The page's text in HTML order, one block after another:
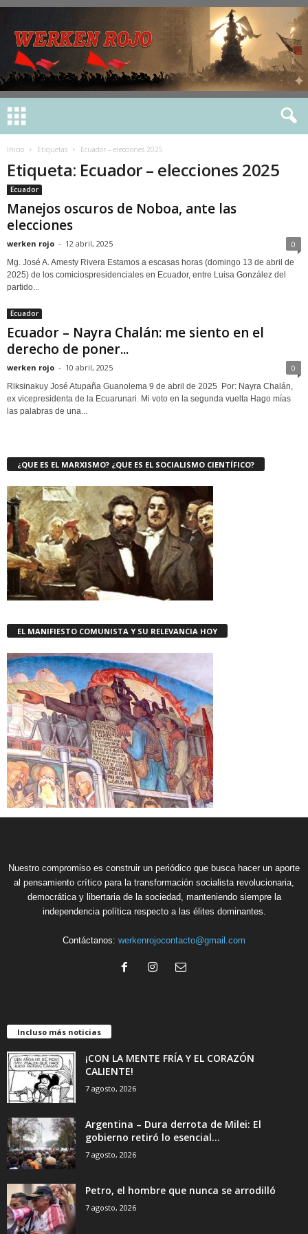
Inicio Etiquetas Ecuador – elecciones 2025
Etiqueta: Ecuador – elecciones 2025
Ecuador
Manejos oscuros de Noboa, ante las
elecciones
werken rojo - 12 abril, 2025 0
Mg. José A. Amesty Rivera Estamos a escasas horas (domingo 13 de abril de
2025) de los comiciospresidenciales en Ecuador, entre Luisa González del
partido...
Ecuador
Ecuador – Nayra Chalán: me siento en el
derecho de poner...
werken rojo - 10 abril, 2025 0
Riksinakuy José Atupaña Guanolema 9 de abril de 2025 Por: Nayra Chalán,
ex vicepresidenta de la Ecuarunari. Mi voto en la segunda vuelta Hago mías
las palabras de una...
¿QUE ES EL MARXISMO? ¿QUE ES EL SOCIALISMO CIENTÍFICO?
EL MANIFIESTO COMUNISTA Y SU RELEVANCIA HOY
Nuestro compromiso es construir un periódico que busca hacer un aporte
al pensamiento crítico para la transformación socialista revolucionaria,
democrática y libertaria de la sociedad, manteniendo siempre la
independencia política respecto a las élites dominantes.
Contáctanos: werkenrojocontacto@gmail.com
Incluso más noticias
¡CON LA MENTE FRÍA Y EL CORAZÓN
CALIENTE!
7 agosto, 2026
Argentina – Dura derrota de Milei: El
gobierno retiró lo esencial...
7 agosto, 2026
Petro, el hombre que nunca se arrodilló
7 agosto, 2026